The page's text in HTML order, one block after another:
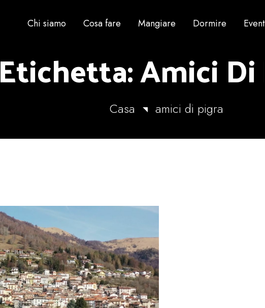
Chi siamo Cosa fare Mangiare Dormire
Etichetta:Amici
Casa amici di pigra